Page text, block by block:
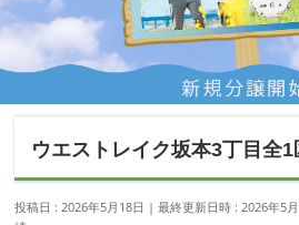
ウエストレイク坂本3丁目全1
投稿日 : 2026年5月18日 最終更新日時 : 2026年5